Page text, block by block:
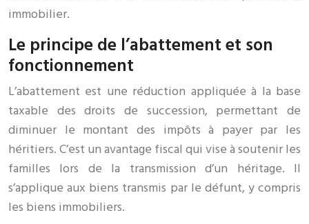
immobilier.
Le principe de l’abattement et son
fonctionnement
L’abattement est une réduction appliquée à la base
taxable des droits de succession, permettant de
diminuer le montant des impôts à payer par les
héritiers. C’est un avantage fiscal qui vise à soutenir les
familles lors de la transmission d’un héritage. Il
s’applique aux biens transmis par le défunt, y compris
les biens immobiliers.